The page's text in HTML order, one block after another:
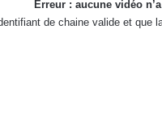
Erreur : aucune vidéo
de chaine valide et